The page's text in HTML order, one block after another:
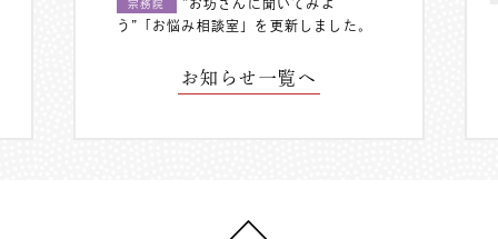
宗務院
”お坊さんに聞いてみよ
う”「お悩み相談室」を更新しました。
お知らせ一覧へ